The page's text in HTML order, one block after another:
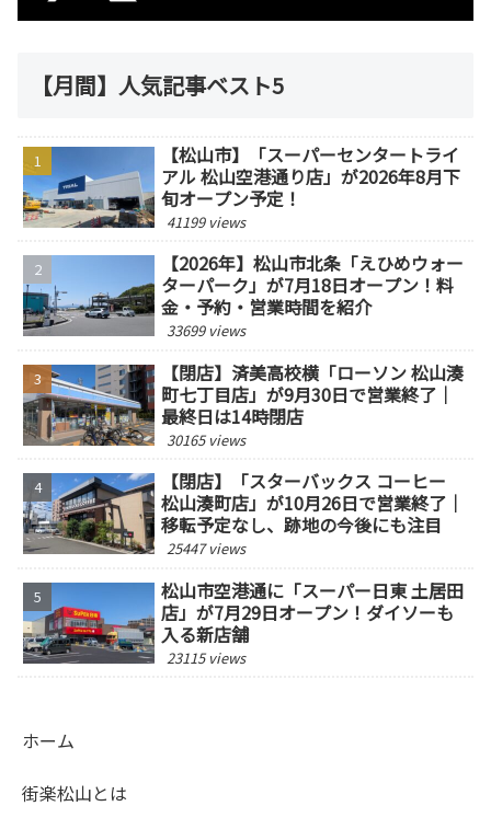
【月間】人気記事ベスト5
【松山市】「スーパーセンタートライ
アル 松山空港通り店」が2026年8月下
旬オープン予定！
41199 views
【2026年】松山市北条「えひめウォー
ターパーク」が7月18日オープン！料
金・予約・営業時間を紹介
33699 views
【閉店】済美高校横「ローソン 松山湊
町七丁目店」が9月30日で営業終了｜
最終日は14時閉店
30165 views
【閉店】「スターバックス コーヒー
松山湊町店」が10月26日で営業終了｜
移転予定なし、跡地の今後にも注目
25447 views
松山市空港通に「スーパー日東 土居田
店」が7月29日オープン！ダイソーも
入る新店舗
23115 views
ホーム
街楽松山とは